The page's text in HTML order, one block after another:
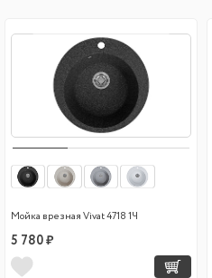
Мойка врезная Vivat 4718 1Ч
5 780 ₽